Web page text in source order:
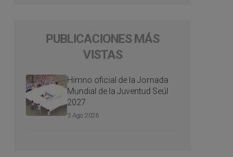
PUBLICACIONES MÁS
VISTAS
Himno oficial de la Jornada
Mundial de la Juventud Seúl
2027
3 Ago 2026